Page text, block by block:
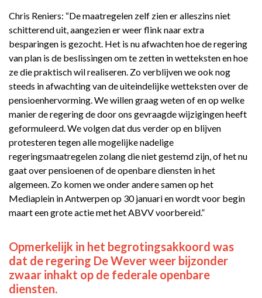
Chris Reniers: “De maatregelen zelf zien er alleszins niet
schitterend uit, aangezien er weer flink naar extra
besparingen is gezocht. Het is nu afwachten hoe de regering
van plan is de beslissingen om te zetten in wetteksten en hoe
ze die praktisch wil realiseren. Zo verblijven we ook nog
steeds in afwachting van de uiteindelijke wetteksten over de
pensioenhervorming. We willen graag weten of en op welke
manier de regering de door ons gevraagde wijzigingen heeft
geformuleerd. We volgen dat dus verder op en blijven
protesteren tegen alle mogelijke nadelige
regeringsmaatregelen zolang die niet gestemd zijn, of het nu
gaat over pensioenen of de openbare diensten in het
algemeen. Zo komen we onder andere samen op het
Mediaplein in Antwerpen op 30 januari en wordt voor begin
maart een grote actie met het ABVV voorbereid.”
Opmerkelijk in het begrotingsakkoord was
dat de regering De Wever weer bijzonder
zwaar inhakt op de federale openbare
diensten.